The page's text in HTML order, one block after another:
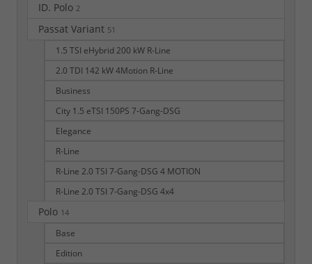
ID. Polo 2
Passat Variant 51
1.5 TSI eHybrid 200 kW R-Line
2.0 TDI 142 kW 4Motion R-Line
Business
City 1.5 eTSI 150PS 7-Gang-DSG
Elegance
R-Line
R-Line 2.0 TSI 7-Gang-DSG 4 MOTION
R-Line 2.0 TSI 7-Gang-DSG 4x4
Polo 14
Base
Edition